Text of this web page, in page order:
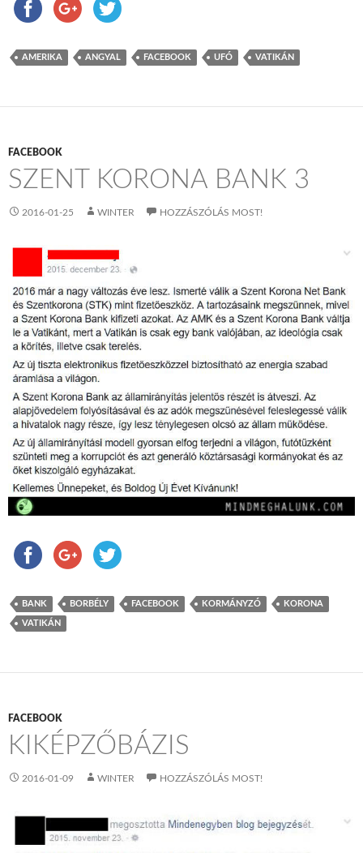
AMERIKA ANGYAL FACEBOOK UFÓ VATIKÁN
FACEBOOK
SZENT KORONA BANK 3
2016-01-25 WINTER HOZZÁSZÓLÁS MOST!
BANK BORBÉLY FACEBOOK KORMÁNYZÓ KORONA
VATIKÁN
FACEBOOK
KIKÉPZŐBÁZIS
2016-01-09 WINTER HOZZÁSZÓLÁS MOST!